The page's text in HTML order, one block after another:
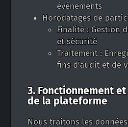
événements
Horodatages de
Finalité : Gestion
et sécurité
Traitement :
fins d’audit et de
3. Fonctionnement
de la plateforme
Nous traitons les